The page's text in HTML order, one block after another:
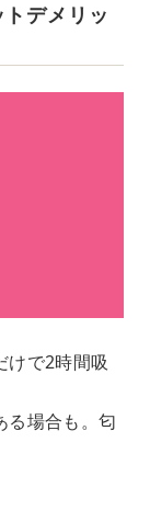
デメリッ
けで2時間吸
る場合も。匂